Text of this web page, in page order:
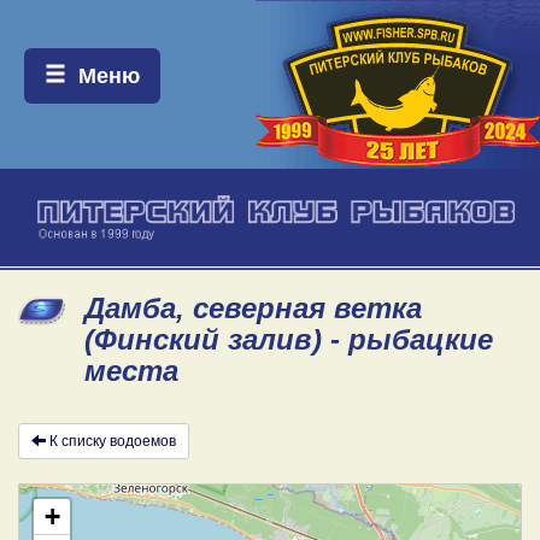
Меню:
Меню
Дамба, северная ветка
(Финский залив) - рыбацкие
места
К списку водоемов
+